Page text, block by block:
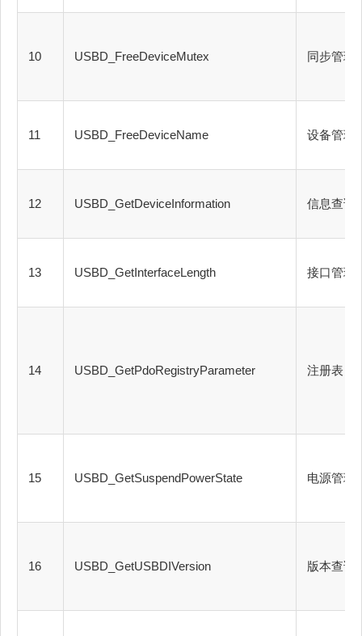
10 USBD_FreeDeviceMutex 同步管理
11 USBD_FreeDeviceName 设备管理
12 USBD_GetDeviceInformation 信息查询
13 USBD_GetInterfaceLength 接口管理
14 USBD_GetPdoRegistryParameter 注册表
15 USBD_GetSuspendPowerState 电源管理
16 USBD_GetUSBDIVersion 版本查询